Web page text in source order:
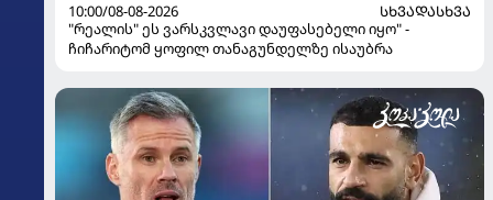
10:00/08-08-2026
ᲡᲮᲕᲐᲓᲐᲡᲮᲕᲐ
"რეალის" ეს ვარსკვლავი დაუფასებელი იყო" -
ჩიჩარიტომ ყოფილ თანაგუნდელზე ისაუბრა